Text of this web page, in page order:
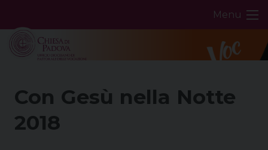
content
Menu
Con Gesù nella Notte
2018